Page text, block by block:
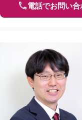
電話でお問い合